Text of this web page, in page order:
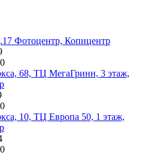
Фотоцентр, Копицентр
68, ТЦ МегаГринн, 3 этаж,
10, ТЦ Европа 50, 1 этаж,